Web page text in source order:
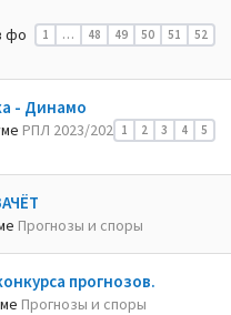
1 … 48 49 50 51 52
фо
- Динамо
1 2 3 4 5
РПЛ 2023/202
Прогнозы и споры
прогнозов.
Прогнозы и споры